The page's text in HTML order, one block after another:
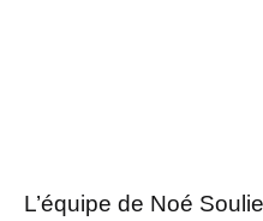
L’équipe de Noé